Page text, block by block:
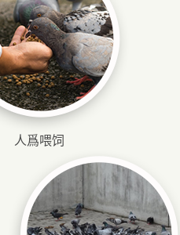
人爲喂饲